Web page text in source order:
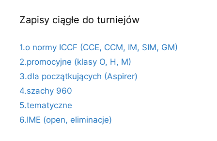
Zapisy ciągłe do turniejów
1.o normy ICCF (CCE, CCM, IM, SIM, GM)
2.promocyjne (klasy O, H, M)
3.dla początkujących (Aspirer)
4.szachy 960
5.tematyczne
6.IME (open, eliminacje)